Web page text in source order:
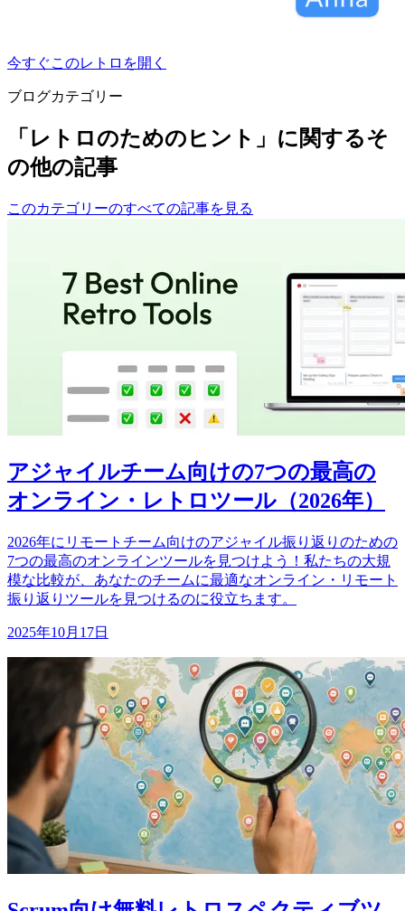
今すぐこのレトロを開く
ブログカテゴリー
「レトロのためのヒント」に関するそ
の他の記事
このカテゴリーのすべての記事を見る
アジャイルチーム向けの7つの最高の
オンライン・レトロツール（2026年）
2026年にリモートチーム向けのアジャイル振り返りのための
7つの最高のオンラインツールを見つけよう！私たちの大規
模な比較が、あなたのチームに最適なオンライン・リモート
振り返りツールを見つけるのに役立ちます。
2025年10月17日